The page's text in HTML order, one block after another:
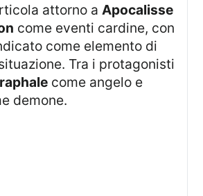
attorno a Apocalisse
come eventi cardine, con
come elemento di
Tra i protagonisti
come angelo e
demone.